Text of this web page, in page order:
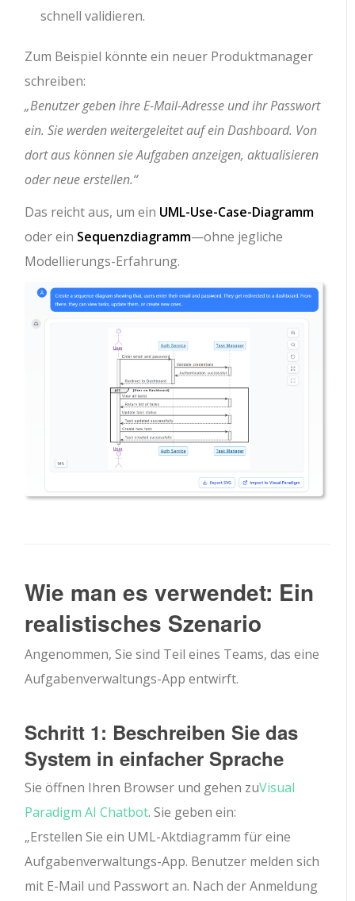
schnell validieren.
Zum Beispiel könnte ein neuer Produktmanager
schreiben:
„Benutzer geben ihre E-Mail-Adresse und ihr Passwort
ein. Sie werden weitergeleitet auf ein Dashboard. Von
dort aus können sie Aufgaben anzeigen, aktualisieren
oder neue erstellen.“
Das reicht aus, um ein UML-Use-Case-Diagramm
oder ein Sequenzdiagramm—ohne jegliche
Modellierungs-Erfahrung.
Wie man es verwendet: Ein
realistisches Szenario
Angenommen, Sie sind Teil eines Teams, das eine
Aufgabenverwaltungs-App entwirft.
Schritt 1: Beschreiben Sie das
System in einfacher Sprache
Sie öffnen Ihren Browser und gehen zuVisual
Paradigm AI Chatbot. Sie geben ein:
„Erstellen Sie ein UML-Aktdiagramm für eine
Aufgabenverwaltungs-App. Benutzer melden sich
mit E-Mail und Passwort an. Nach der Anmeldung